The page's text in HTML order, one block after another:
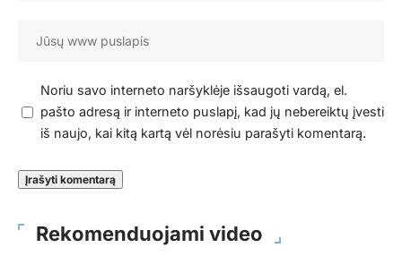
Noriu savo interneto naršyklėje išsaugoti vardą, el.
pašto adresą ir interneto puslapį, kad jų nebereiktų įvesti
iš naujo, kai kitą kartą vėl norėsiu parašyti komentarą.
Rekomenduojami video